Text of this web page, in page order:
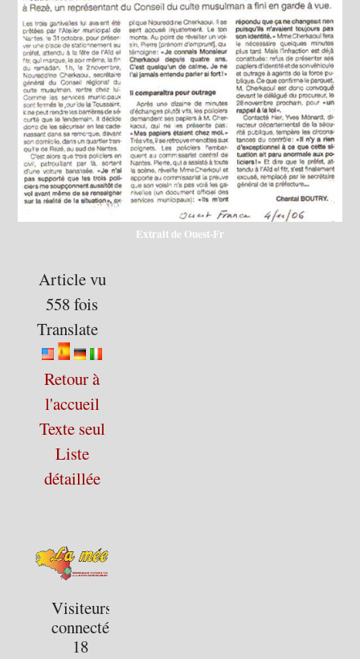
Extrait de Ouest-Fr
Article vu
558 fois
Translate
Retour à
l'accueil
Texte seul
Liste
détaillée
Visiteurs
connectés :
18